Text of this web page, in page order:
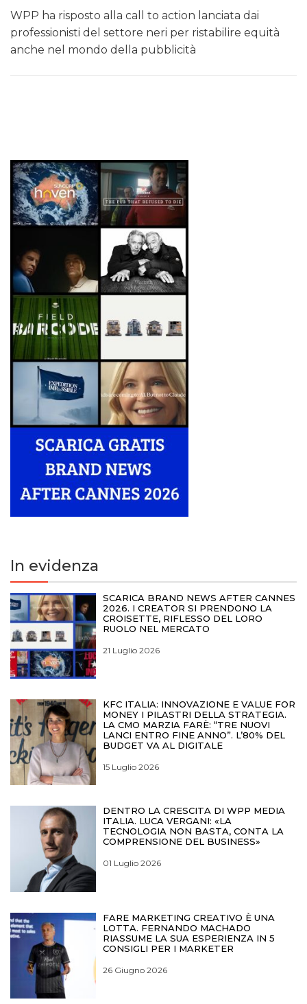
WPP ha risposto alla call to action lanciata dai
professionisti del settore neri per ristabilire equità
anche nel mondo della pubblicità
In evidenza
SCARICA BRAND NEWS AFTER CANNES
2026. I CREATOR SI PRENDONO LA
CROISETTE, RIFLESSO DEL LORO
RUOLO NEL MERCATO
21 Luglio 2026
KFC ITALIA: INNOVAZIONE E VALUE FOR
MONEY I PILASTRI DELLA STRATEGIA.
LA CMO MARZIA FARÈ: “TRE NUOVI
LANCI ENTRO FINE ANNO”. L’80% DEL
BUDGET VA AL DIGITALE
15 Luglio 2026
DENTRO LA CRESCITA DI WPP MEDIA
ITALIA. LUCA VERGANI: «LA
TECNOLOGIA NON BASTA, CONTA LA
COMPRENSIONE DEL BUSINESS»
01 Luglio 2026
FARE MARKETING CREATIVO È UNA
LOTTA. FERNANDO MACHADO
RIASSUME LA SUA ESPERIENZA IN 5
CONSIGLI PER I MARKETER
26 Giugno 2026